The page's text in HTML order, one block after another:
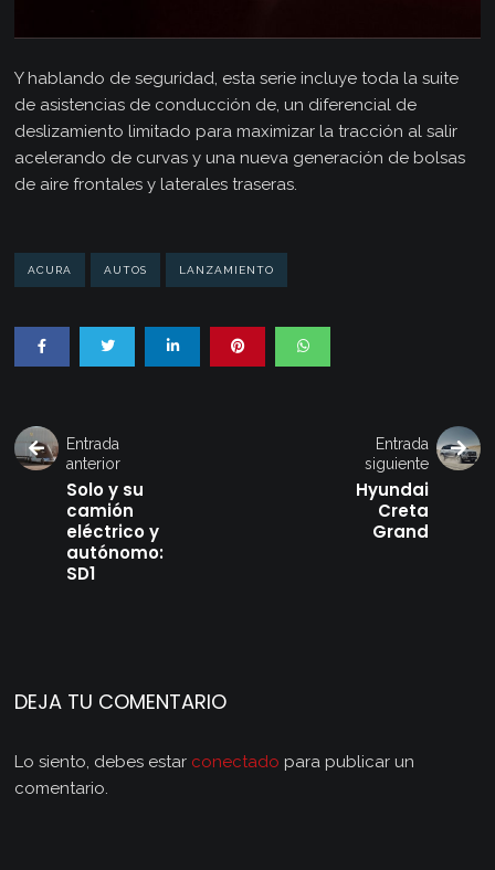
Y hablando de seguridad, esta serie incluye toda la suite
de asistencias de conducción de, un diferencial de
deslizamiento limitado para maximizar la tracción al salir
acelerando de curvas y una nueva generación de bolsas
de aire frontales y laterales traseras.
ACURA AUTOS LANZAMIENTO
Entrada
anterior
Solo y su
camión
eléctrico y
autónomo:
SD1
Entrada
siguiente
Hyundai
Creta
Grand
DEJA TU COMENTARIO
Lo siento, debes estar conectado para publicar un
comentario.